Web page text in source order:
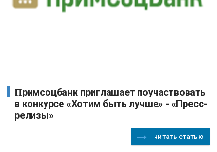
Примсоцбанк приглашает поучаствовать
в конкурсе «Хотим быть лучше» - «Пресс-
релизы»
читать статью